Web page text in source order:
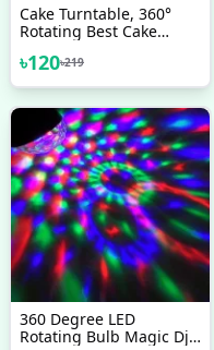
Cake Turntable, 360°
Rotating Best Cake
৳120৳219
360 Degree LED
Rotating Bulb Magic Dj